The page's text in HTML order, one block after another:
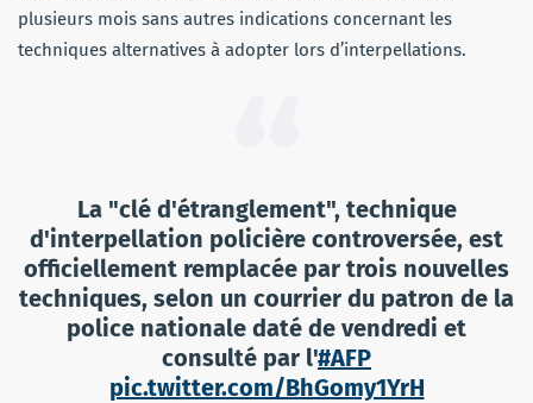
plusieurs mois sans autres indications concernant les
techniques alternatives à adopter lors d’interpellations.
La "clé d'étranglement", technique
d'interpellation policière controversée, est
officiellement remplacée par trois nouvelles
techniques, selon un courrier du patron de la
police nationale daté de vendredi et
consulté par l'#AFP
pic.twitter.com/BhGomy1YrH